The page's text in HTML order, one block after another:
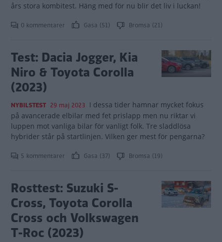
års stora kombitest. Häng med för nu blir det liv i luckan!
0 kommentarer Gasa (51) Bromsa (21)
Test: Dacia Jogger, Kia
Niro & Toyota Corolla
(2023)
NYBILSTEST 29 maj 2023 I dessa tider hamnar mycket fokus
på avancerade elbilar med fet prislapp men nu riktar vi
luppen mot vanliga bilar för vanligt folk. Tre sladdlösa
hybrider står på startlinjen. Vilken ger mest för pengarna?
5 kommentarer Gasa (37) Bromsa (19)
Rosttest: Suzuki S-
Cross, Toyota Corolla
Cross och Volkswagen
T-Roc (2023)